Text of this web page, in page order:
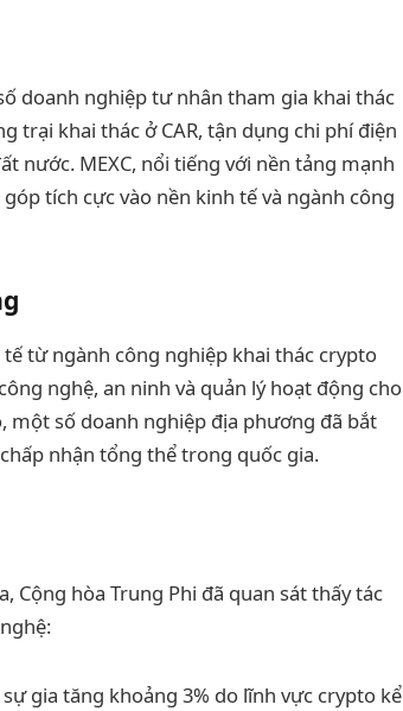
doanh nghiệp tư nhân tham gia khai thác
trại khai thác ở CAR, tận dụng chi phí điện
nước. MEXC, nổi tiếng với nền tảng mạnh
tích cực vào nền kinh tế và ngành công
từ ngành công nghiệp khai thác crypto
nghệ, an ninh và quản lý hoạt động cho
một số doanh nghiệp địa phương đã bắt
nhận tổng thể trong quốc gia.
Cộng hòa Trung Phi đã quan sát thấy tác
sự gia tăng khoảng 3% do lĩnh vực crypto kể